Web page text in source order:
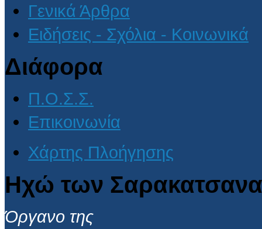
Γενικά Άρθρα
Ειδήσεις - Σχόλια - Κοινωνικά
Διάφορα
Π.Ο.Σ.Σ.
Επικοινωνία
Χάρτης Πλοήγησης
Ηχώ των
Όργανο της